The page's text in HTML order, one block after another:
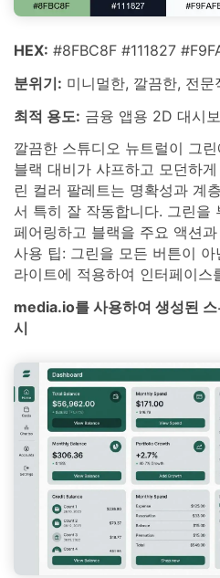
HEX: #8FBC8F #111827
분위기: 미니멀한, 깔끔한, 전문
최적 용도: 금융 앱용 2D 대시
깔끔한 스튜디오 뉴트럴이 그
블랙 대비가 샤프하고 모던하
린 컬러 팔레트는 명확성과 계
서 특히 잘 작동합니다. 그린을
페어링하고 블랙을 주요 액션
사용 팁: 그린을 모든 버튼이
라이트에 적용하여 인터페이스
media.io를 사용하여 생성된
시